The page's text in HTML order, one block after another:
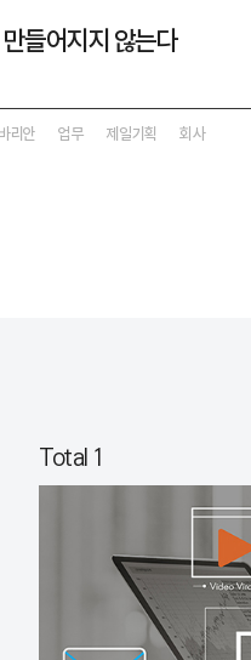
들어지지 않는다
리안 업무 제일기획 회사
Total 1